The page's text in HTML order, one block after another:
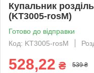
Купальник
(KT3005-rosM)
Готово до відправки
Код: KT3005-rosM
528,22 ₴ 539 ₴